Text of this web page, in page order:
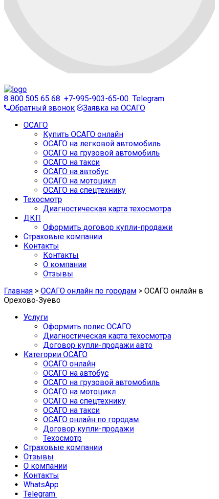
8 800 505 65 68 +7-995-903-65-00 Telegram
Обратный звонок
Заявка на ОСАГО
ОСАГО
Купить ОСАГО онлайн
ОСАГО на легковой автомобиль
ОСАГО на грузовой автомобиль
ОСАГО на такси
ОСАГО на автобус
ОСАГО на мотоцикл
ОСАГО на спецтехнику
Техосмотр
Диагностическая карта техосмотра
ДКП
Оформить договор купли-продажи
Страховые компании
Контакты
Контакты
О компании
Отзывы
Главная > ОСАГО онлайн по городам > ОСАГО онлайн в
Орехово-Зуево
Услуги
Оформить полис ОСАГО
Диагностическая карта техосмотра
Договор купли-продажи авто
Категории ОСАГО
ОСАГО онлайн
ОСАГО на автобус
ОСАГО на грузовой автомобиль
ОСАГО на мотоцикл
ОСАГО на спецтехнику
ОСАГО на такси
ОСАГО онлайн по городам
Договор купли-продажи
Техосмотр
Страховые компании
Отзывы
О компании
Контакты
WhatsApp
Telegram